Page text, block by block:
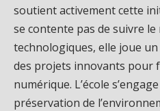
soutient activement cette
se contente pas de suivre le
technologiques, elle joue
des projets innovants pour
numérique. L’école
préservation de